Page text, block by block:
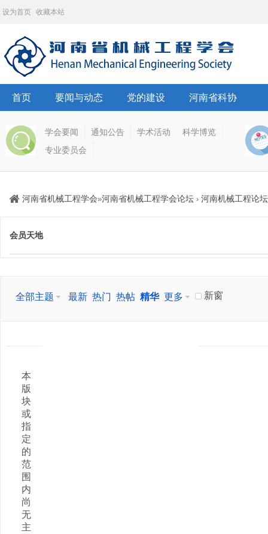
设为首页 收藏本站
首页 要闻与动态 党的建设 河南省科协
学会要闻 通知公告 学术活动
科学博览
专业委员会
河南省机械工程学会»河南省机械工程学会论坛 › 河南机械工程论坛
会员天地
新窗
全部主题 最新 热门 热帖 精华 更多
本
版
块
或
指
定
的
范
围
内
尚
无
主